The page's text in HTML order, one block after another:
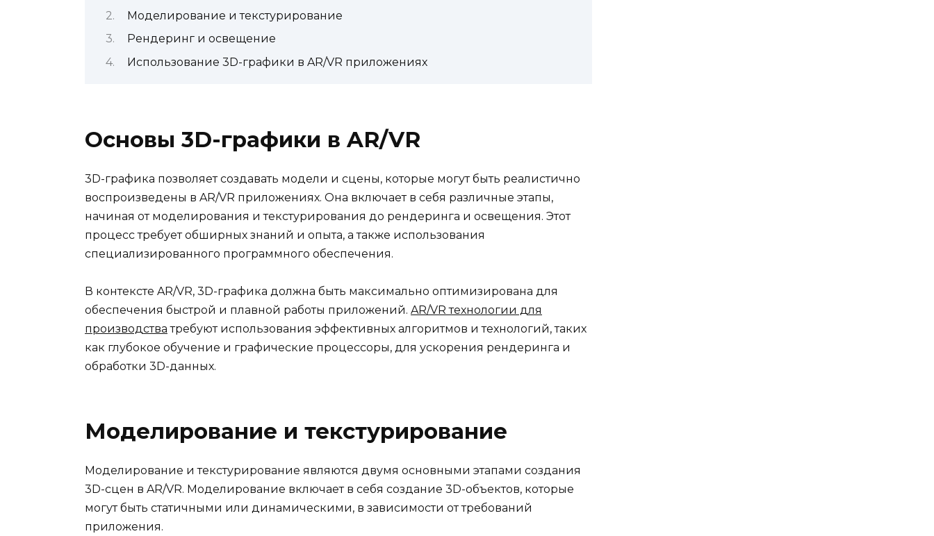
Моделирование и текстурирование
Рендеринг и освещение
Использование 3D-графики в AR/VR приложениях
Основы 3D-графики в AR/VR
3D-графика позволяет создавать модели и сцены, которые могут быть реалистично
воспроизведены в AR/VR приложениях. Она включает в себя различные этапы,
начиная от моделирования и текстурирования до рендеринга и освещения. Этот
процесс требует обширных знаний и опыта, а также использования
специализированного программного обеспечения.
В контексте AR/VR, 3D-графика должна быть максимально оптимизирована для
обеспечения быстрой и плавной работы приложений. AR/VR технологии для
производства требуют использования эффективных алгоритмов и технологий, таких
как глубокое обучение и графические процессоры, для ускорения рендеринга и
обработки 3D-данных.
Моделирование и текстурирование
Моделирование и текстурирование являются двумя основными этапами создания
3D-сцен в AR/VR. Моделирование включает в себя создание 3D-объектов, которые
могут быть статичными или динамическими, в зависимости от требований
приложения.